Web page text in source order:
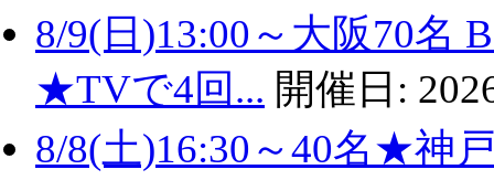
8/9(日)13:00～大阪70名
★TVで4回... 開催日:
8/8(土)16:30～40名★神